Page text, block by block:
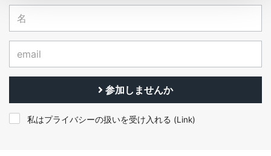
参加しませんか
私はプライバシーの扱いを受け入れる (Link)